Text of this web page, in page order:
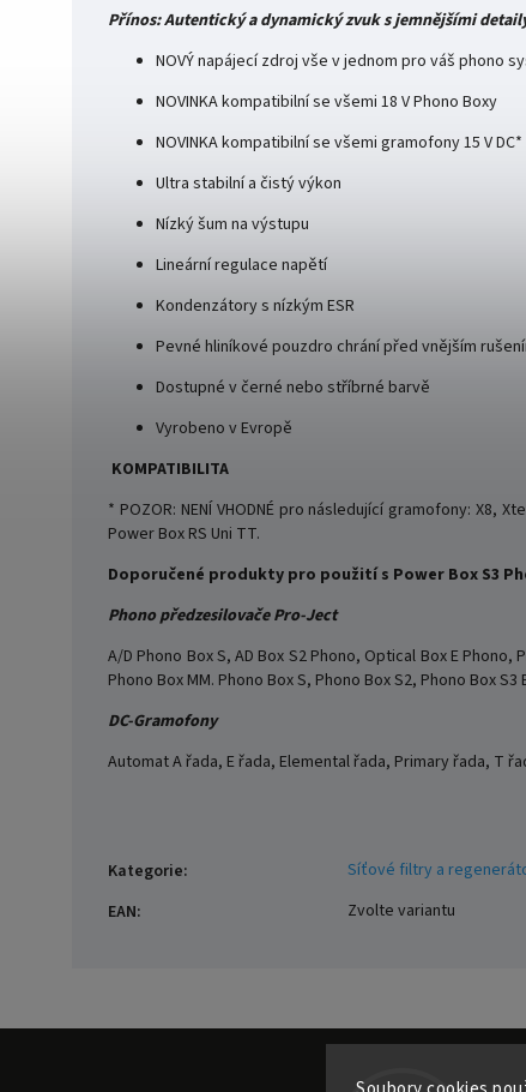
Přínos: Autentický a dynamický zvuk s jemnějšími
NOVÝ napájecí zdroj vše v jednom pro váš phono
NOVINKA kompatibilní se všemi 18 V Phono Boxy
NOVINKA kompatibilní se všemi gramofony 15 V DC*
Ultra stabilní a čistý výkon
Nízký šum na výstupu
Lineární regulace napětí
Kondenzátory s nízkým ESR
Pevné hliníkové pouzdro chrání před vnějším
Dostupné v černé nebo stříbrné barvě
Vyrobeno v Evropě
KOMPATIBILITA
* POZOR: NENÍ VHODNÉ pro následující gramofony: X8,
Power Box RS Uni TT.
Doporučené produkty pro použití s Power Box S3
Phono předzesilovače Pro-Ject
A/D Phono Box S, AD Box S2 Phono, Optical Box E Phono,
Phono Box MM. Phono Box S, Phono Box S2, Phono Box
DC-Gramofony
Automat A řada, E řada, Elemental řada, Primary řada, T
Kategorie:
Síťové filtry a
EAN: Zvolte variantu